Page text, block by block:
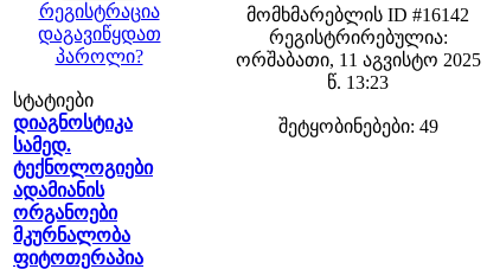
რეგისტრაცია
დაგავიწყდათ
პაროლი?
სტატიები
დიაგნოსტიკა
სამედ.
ტექნოლოგიები
ადამიანის
ორგანოები
მკურნალობა
ფიტოთერაპია
მომხმარებლის ID #16142
რეგისტრირებულია:
ორშაბათი, 11 აგვისტო 2025
წ. 13:23
შეტყობინებები: 49